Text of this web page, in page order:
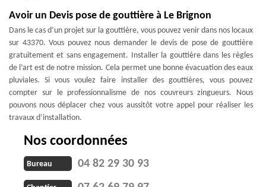
Avoir un Devis pose de gouttière à Le Brignon
Dans le cas d’un projet sur la gouttière, vous pouvez venir dans nos locaux
sur 43370. Vous pouvez nous demander le devis de pose de gouttière
gratuitement et sans engagement. Installer la gouttière dans les règles
de l’art est de notre mission. Cela permet une bonne évacuation des eaux
pluviales. Si vous voulez faire installer des gouttières, vous pouvez
compter sur le professionnalisme de nos couvreurs zingueurs. Nous
pouvons nous déplacer chez vous aussitôt votre appel pour réaliser les
travaux d’installation.
Nos coordonnées
Bureau 04 82 29 30 93